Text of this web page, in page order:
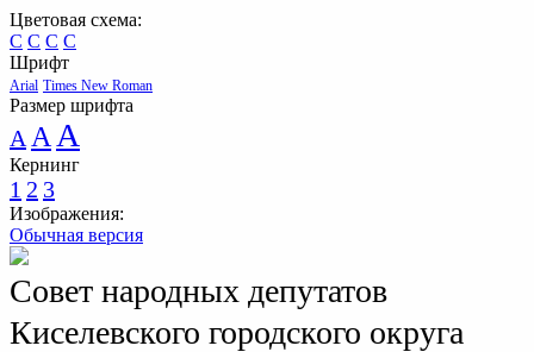
Цветовая схема:
C C C C
Шрифт
Arial Times New Roman
Размер шрифта
A A A
Кернинг
1 2 3
Изображения:
Обычная версия
Совет народных депутатов
Киселевского городского округа